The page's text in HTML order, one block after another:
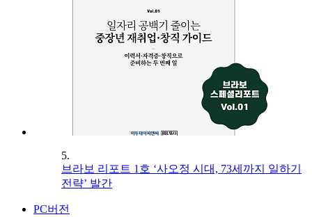
5.
브라보 리포트 1호 ‘사오정 시대, 73세까지 일하기
전략’ 발간
PC버전